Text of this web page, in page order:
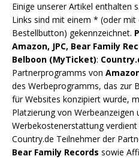
Einige unserer Artikel enthalten
Links sind mit einem * (oder mit
Bestellbutton) gekennzeichnet.
Amazon, JPC, Bear Family
Belboon (MyTicket):
Partnerprogramms von
des Werbeprogramms, das zur
für Websites konzipiert wurde,
Platzierung von Werbeanzeigen
Werbekostenerstattung
Country.de Teilnehmer der
Bear Family Records sowie